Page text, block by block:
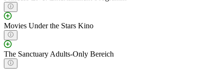
Movies Under the Stars Kino
The Sanctuary Adults-Only Bereich